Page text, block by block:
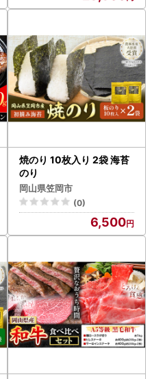
焼のり 10枚入り 2袋 海苔
のり
岡山県笠岡市
(0)
6,500